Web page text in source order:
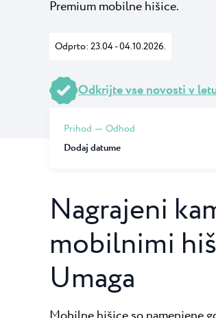
Premium mobilne hišice.
Odprto: 23.04 - 04.10.2026.
Odkrijte vse novosti v
Prihod
Odhod
Dodaj datume
Nagrajeni
mobilnimi
Umaga